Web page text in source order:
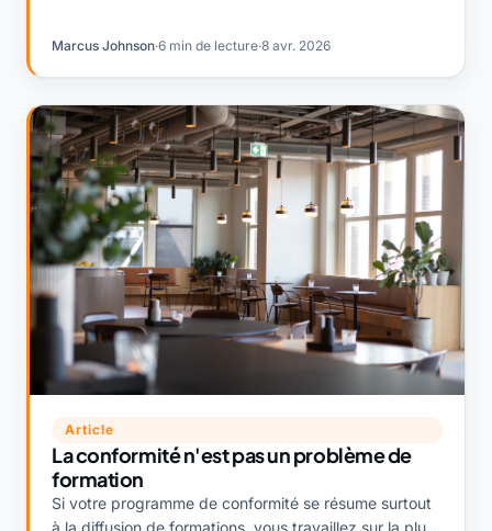
la plupart des équipes HSE la mesurent.
Marcus Johnson·6 min de lecture·8 avr. 2026
Article
La conformité n'est pas un problème de
formation
Si votre programme de conformité se résume surtout
à la diffusion de formations, vous travaillez sur la plus